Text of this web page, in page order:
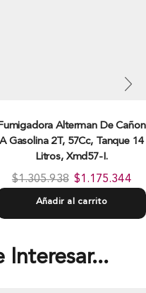
Alterman De Cañon
A Gasolina 2T, 57Cc, Tanque 14
Litros, Xmd57-I.
$1.305.938 $1.175.344
Añadir al carrito
Interesar...